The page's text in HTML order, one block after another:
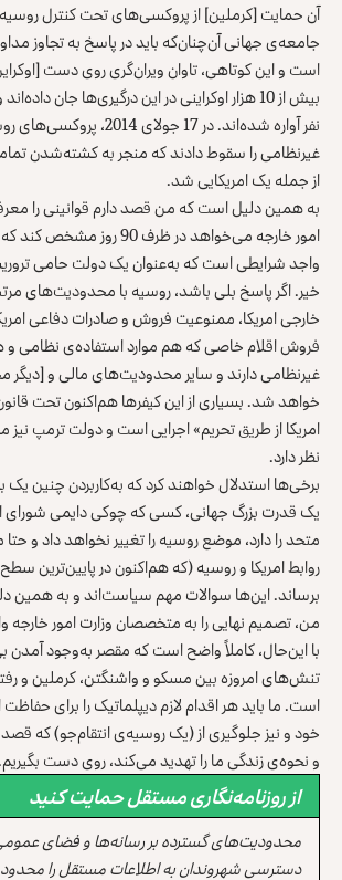
آن حمایت [کرملین] از پروکسی‌های تحت کنترل
جامعه‌ی جهانی آن‌چنان‌که باید در پاسخ به تجاوز
است و این کوتاهی، تاوان ویران‌گری روی دست
نفر آواره شده‌اند. در 17
از جمله یک امریکایی شد.
به همین دلیل است که من قصد دارم قوانینی را
امور خارجه می‌خواهد در ظرف 90
واجد شرایطی است که به‌عنوان یک دولت حامی
خیر. اگر پاسخ بلی باشد، روسیه با محدودیت‌های
خارجی امریکا، ممنوعیت فروش و صادرات دفاعی
فروش اقلام خاصی که هم موارد استفاده‌ی نظامی
غیرنظامی دارند و سایر محدودیت‌های مالی و [دیگر
خواهد شد. بسیاری از این کیفرها هم‌اکنون تحت قانون
امریکا از طریق تحریم» اجرایی است و دولت ترمپ نیز
نظر دارد.
برخی‌ها استدلال خواهند کرد که به‌کاربردن چنین
یک قدرت بزرگ جهانی، کسی که چوکی دایمی شورای
متحد را دارد، موضع روسیه را تغییر نخواهد داد و
روابط امریکا و روسیه (که هم‌اکنون در پایین‌ترین
برساند. این‌ها سوالات مهم سیاست‌اند و به همین
من، تصمیم نهایی را به متخصصان وزارت امور خارجه
با این‌حال، کاملاً واضح است که مقصر به‌وجود آمدن
تنش‌های امروزه بین مسکو و واشنگتن، کرملین و
است. ما باید هر اقدام لازم دیپلماتیک را برای
خود و نیز جلوگیری از (یک روسیه‌ی انتقام‌جو) که قصد
و نحوه‌ی زندگی ما را تهدید می‌کند، روی دست بگیریم.
از روزنامه‌نگاری مستقل حمایت کنید
محدودیت‌های گسترده بر رسانه‌ها و فضای
دسترسی شهروندان به اطلاعات مستقل را